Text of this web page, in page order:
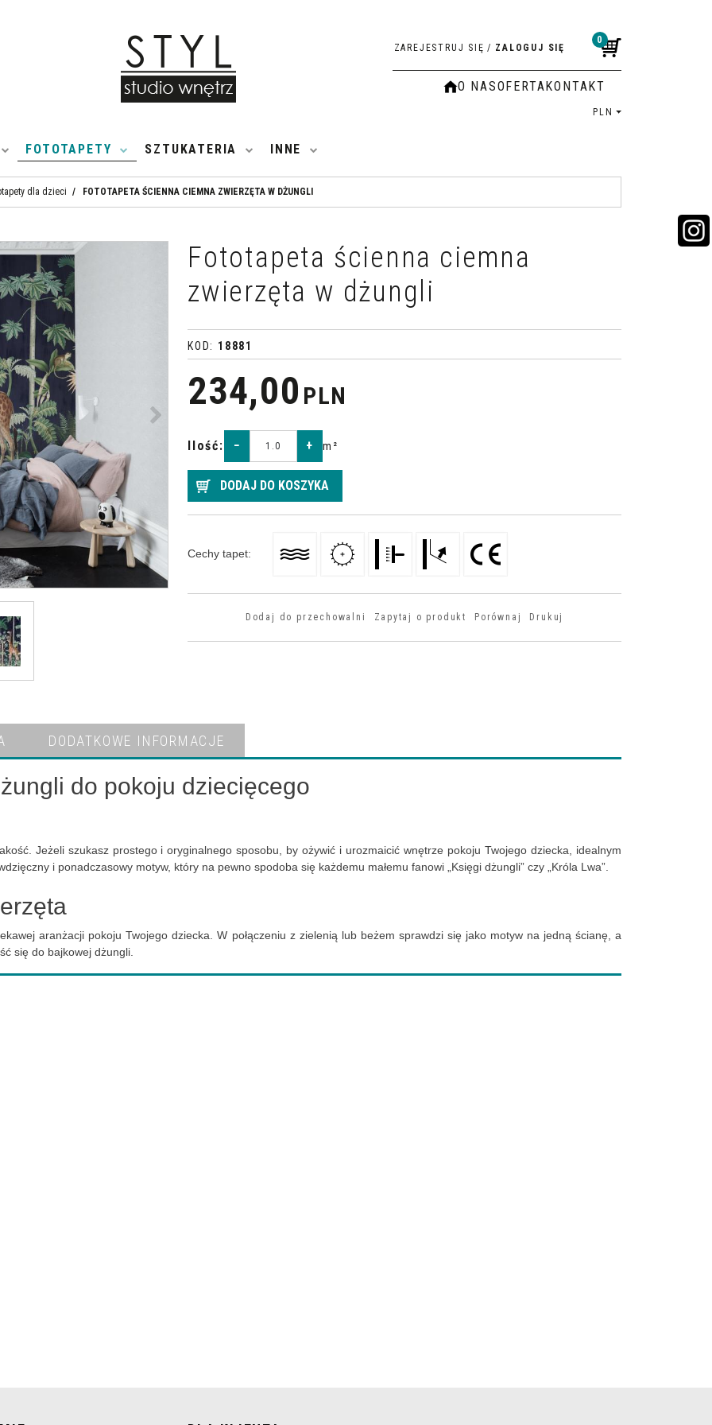
0
ZAREJESTRUJ SIĘ / ZALOGUJ SIĘ
O NASOFERTAKONTAKT
PLN
FOTOTAPETY SZTUKATERIA INNE
dla dzieci / FOTOTAPETA ŚCIENNA CIEMNA ZWIERZĘTA W DŻUNGLI
Fototapeta ścienna ciemna
zwierzęta w dżungli
KOD: 18881
234,00 PLN
Ilość: − + m²
DODAJ DO KOSZYKA
Cechy tapet:
Dodaj do przechowalni Zapytaj o produkt Porównaj Drukuj
DODATKOWE INFORMACJE
do pokoju dziecięcego
Jeżeli szukasz prostego i oryginalnego sposobu, by ożywić i urozmaicić wnętrze pokoju Twojego dziecka, idealnym
i ponadczasowy motyw, który na pewno spodoba się każdemu małemu fanowi „Księgi dżungli” czy „Króla Lwa”.
aranżacji pokoju Twojego dziecka. W połączeniu z zielenią lub beżem sprawdzi się jako motyw na jedną ścianę, a
się do bajkowej dżungli.